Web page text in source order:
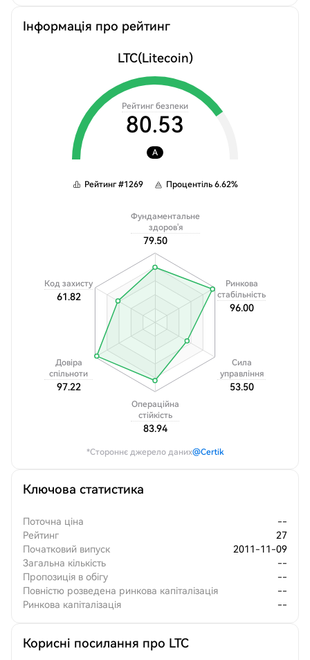
Інформація про рейтинг
LTC(Litecoin)
Рейтинг безпеки
80.53
A
Рейтинг#1269 Процентіль 6.62%
Фундаментальне
здоров'я
79.50
Код захисту
61.82
Довіра
спільноти
97.22
Операційна
стійкість
83.94
Сила
управління
53.50
Ринкова
стабільність
96.00
*Стороннє джерело даних@Certik
Ключова статистика
Поточна ціна
--
Рейтинг
27
Початковий випуск
2011-11-09
Загальна кількість
--
Пропозиція в обігу
--
Повністю розведена ринкова капіталізація
--
Ринкова капіталізація
--
Корисні посилання про LTC